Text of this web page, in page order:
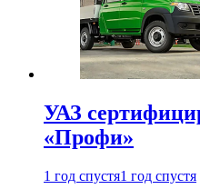
УАЗ
«Профи»
1 год спустя1 год спустя